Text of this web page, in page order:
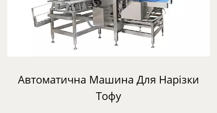
Автоматична Машина Для Нарізки
Тофу